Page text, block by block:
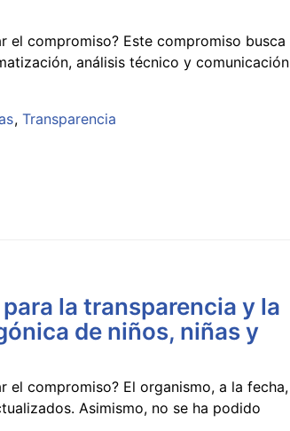
el compromiso? Este compromiso busca
análisis técnico y comunicación
Transparencia
la transparencia y la
de niños, niñas y
el compromiso? El organismo, a la fecha,
Asimismo, no se ha podido